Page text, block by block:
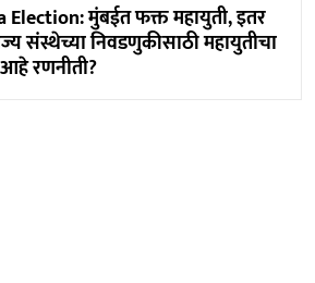
मुंबईत फक्त महायुती, इतर
संस्थेच्या निवडणुकीसाठी महायुतीचा
रणनीती?